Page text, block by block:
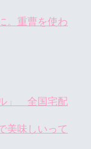
。重曹を使わ
」 全国宅配
美味しいって